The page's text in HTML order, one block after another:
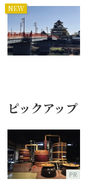
NEW
ピックアップ
PR